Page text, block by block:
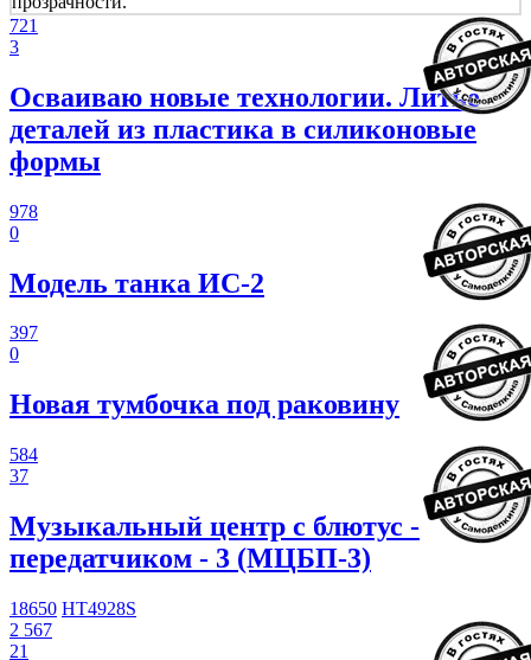
721
3
Осваиваю новые технологии. Литье
деталей из пластика в силиконовые
формы
978
0
Модель танка ИС-2
397
0
Новая тумбочка под раковину
584
37
Музыкальный центр с блютус -
передатчиком - 3 (МЦБП-3)
18650 HT4928S
2 567
21